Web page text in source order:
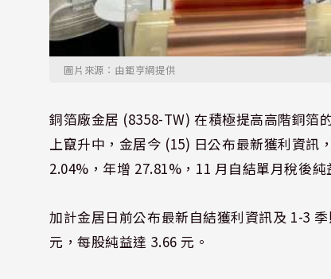
圖片來源：由鉅亨網提供
銅箔廠金居 (8358-TW) 在積極提高高階銅箔
上竄升中，金居今 (15) 日公布最新獲利資訊
2.04%，年增 27.81%，11 月自結單月稅後
加計金居日前公布最新自結獲利資訊及 1-3
元，每股純益達 3.66 元。